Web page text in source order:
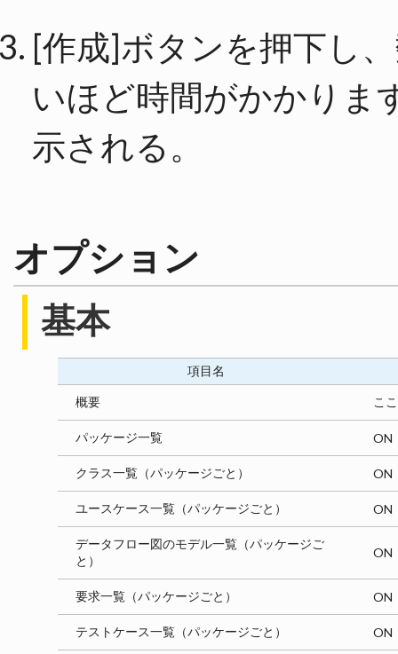
[作成]ボタンを押下し
いほど時間がかかりま
示される。
オプション
基本
項目名
概要 こ
パッケージ一覧 ON
クラス一覧（パッケージごと） ON
ユースケース一覧（パッケージごと） ON
データフロー図のモデル一覧（パッケージご
と）
ON
要求一覧（パッケージごと） ON
テストケース一覧（パッケージごと） ON